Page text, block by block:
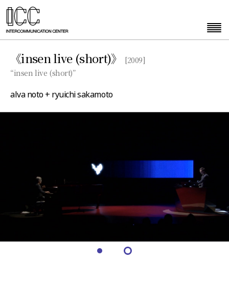
《insen live (short)》
[2009]
“insen live (short)”
alva noto + ryuichi sakamoto